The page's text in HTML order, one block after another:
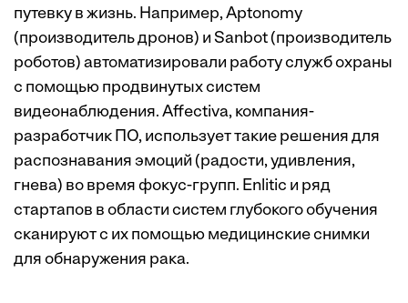
путевку в жизнь. Например, Aptonomy
(производитель дронов) и Sanbot (производитель
роботов) автоматизировали работу служб охраны
с помощью продвинутых систем
видеонаблюдения. Affectiva, компания-
разработчик ПО, использует такие решения для
распознавания эмоций (радости, удивления,
гнева) во время фокус-групп. Enlitic и ряд
стартапов в области систем глубокого обучения
сканируют с их помощью медицинские снимки
для обнаружения рака.